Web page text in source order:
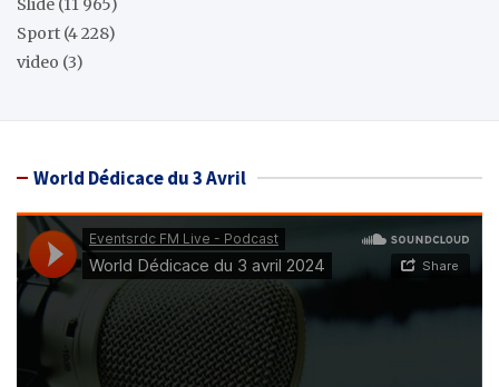
Slide (11 965)
Sport (4 228)
video (3)
World Dédicace du 3 Avril